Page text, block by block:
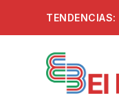
TENDENCIAS: